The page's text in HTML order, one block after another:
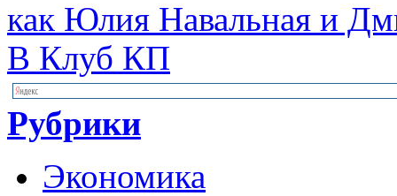
как Юлия Навальная и
В Клуб КП
Рубрики
Экономика